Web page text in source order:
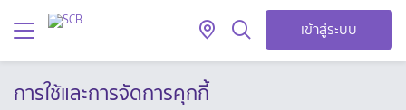
เข้าสู่ระบบ
การใช้และการจัดการคุกกี้